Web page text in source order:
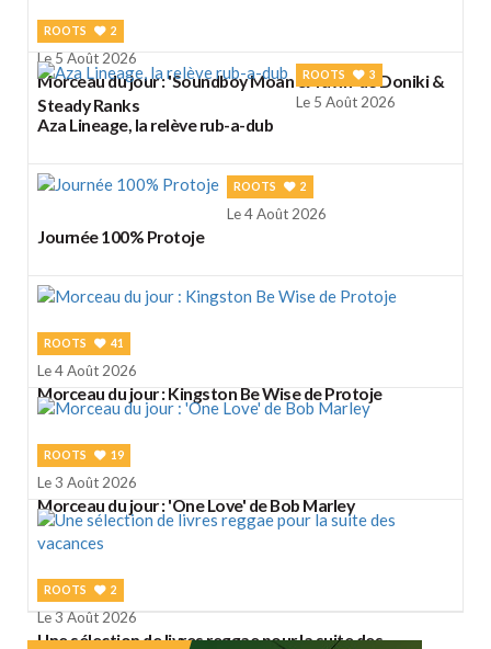
ROOTS 2
Le 5 Août 2026
Morceau du jour : 'Soundboy Moan & Yawn' de Doniki &
Steady Ranks
ROOTS 3
Le 5 Août 2026
Aza Lineage, la relève rub-a-dub
ROOTS 2
Le 4 Août 2026
Journée 100% Protoje
ROOTS 41
Le 4 Août 2026
Morceau du jour : Kingston Be Wise de Protoje
ROOTS 19
Le 3 Août 2026
Morceau du jour : 'One Love' de Bob Marley
ROOTS 2
Le 3 Août 2026
Une sélection de livres reggae pour la suite des